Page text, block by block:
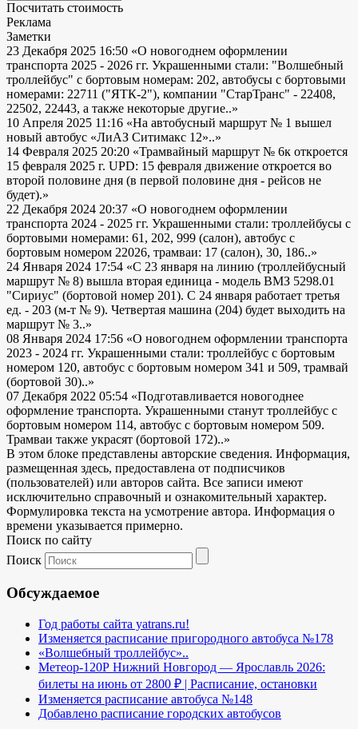
Посчитать стоимость
Реклама
Заметки
23 Декабря 2025 16:50 «О новогоднем оформлении
транспорта 2025 - 2026 гг. Украшенными стали: "Волшебный
троллейбус" с бортовым номерам: 202, автобусы с бортовыми
номерами: 22711 ("ЯТК-2"), компании "СтарТранс" - 22408,
22502, 22443, а также некоторые другие..»
10 Апреля 2025 11:16 «На автобусный маршрут № 1 вышел
новый автобус «ЛиАЗ Ситимакс 12»..»
14 Февраля 2025 20:20 «Трамвайный маршрут № 6к откроется
15 февраля 2025 г. UPD: 15 февраля движение откроется во
второй половине дня (в первой половине дня - рейсов не
будет).»
22 Декабря 2024 20:37 «О новогоднем оформлении
транспорта 2024 - 2025 гг. Украшенными стали: троллейбусы с
бортовыми номерами: 61, 202, 999 (салон), автобус с
бортовым номером 22026, трамваи: 17 (салон), 30, 186..»
24 Января 2024 17:54 «С 23 января на линию (троллейбусный
маршрут № 8) вышла вторая единица - модель ВМЗ 5298.01
"Сириус" (бортовой номер 201). С 24 января работает третья
ед. - 203 (м-т № 9). Четвертая машина (204) будет выходить на
маршрут № 3..»
08 Января 2024 17:56 «О новогоднем оформлении транспорта
2023 - 2024 гг. Украшенными стали: троллейбус с бортовым
номером 120, автобус с бортовым номером 341 и 509, трамвай
(бортовой 30)..»
07 Декабря 2022 05:54 «Подготавливается новогоднее
оформление транспорта. Украшенными станут троллейбус с
бортовым номером 114, автобус с бортовым номером 509.
Трамваи также украсят (бортовой 172)..»
В этом блоке представлены авторские сведения. Информация,
размещенная здесь, предоставлена от подписчиков
(пользователей) или авторов сайта. Все записи имеют
исключительно справочный и ознакомительный характер.
Формулировка текста на усмотрение автора. Информация о
времени указывается примерно.
Поиск по сайту
Поиск
Обсуждаемое
Год работы сайта yatrans.ru!
Изменяется расписание пригородного автобуса №178
«Волшебный троллейбус»..
Метеор-120Р Нижний Новгород — Ярославль 2026:
билеты на июнь от 2800 ₽ | Расписание, остановки
Изменяется расписание автобуса №148
Добавлено расписание городских автобусов